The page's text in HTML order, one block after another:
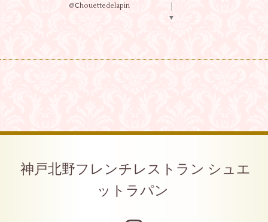
@Ⅽhouettedelapin
▼
神戸北野フレンチレストラン シュエ
ットラパン